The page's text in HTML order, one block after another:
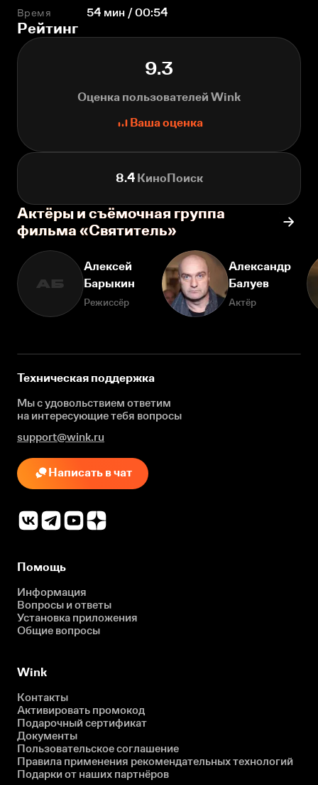
Время 54 мин / 00:54
Рейтинг
9.3
Оценка пользователей Wink
Ваша оценка
8.4КиноПоиск
Актёры и съёмочная группа
фильма «Святитель»
АБ
Алексей
Барыкин
Режиссёр
Александр
Балуев
Актёр
Техническая поддержка
Мы с удовольствием ответим
на интересующиетебя вопросы
support@wink.ru
Написать в чат
Помощь
Информация
Вопросы и ответы
Установка приложения
Общие вопросы
Wink
Контакты
Активировать промокод
Подарочный сертификат
Документы
Пользовательское соглашение
Правила применения рекомендательных технологий
Подарки от наших партнёров